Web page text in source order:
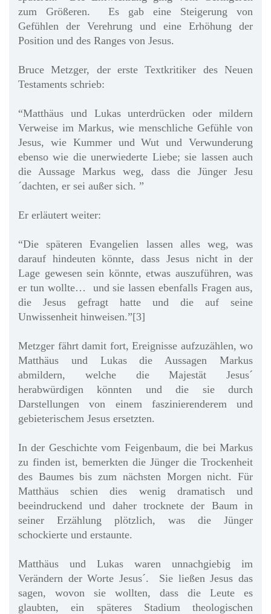
zum Größeren. Es gab eine Steigerung von
Gefühlen der Verehrung und eine Erhöhung der
Position und des Ranges von Jesus.
Bruce Metzger, der erste Textkritiker des Neuen
Testaments schrieb:
“Matthäus und Lukas unterdrücken oder mildern
Verweise im Markus, wie menschliche Gefühle von
Jesus, wie Kummer und Wut und Verwunderung
ebenso wie die unerwiederte Liebe; sie lassen auch
die Aussage Markus weg, dass die Jünger Jesu
´dachten, er sei außer sich. ”
Er erläutert weiter:
“Die späteren Evangelien lassen alles weg, was
darauf hindeuten könnte, dass Jesus nicht in der
Lage gewesen sein könnte, etwas auszuführen, was
er tun wollte… und sie lassen ebenfalls Fragen aus,
die Jesus gefragt hatte und die auf seine
Unwissenheit hinweisen.”[3]
Metzger fährt damit fort, Ereignisse aufzuzählen, wo
Matthäus und Lukas die Aussagen Markus
abmildern, welche die Majestät Jesus´
herabwürdigen könnten und die sie durch
Darstellungen von einem faszinierenderem und
gebieterischem Jesus ersetzten.
In der Geschichte vom Feigenbaum, die bei Markus
zu finden ist, bemerkten die Jünger die Trockenheit
des Baumes bis zum nächsten Morgen nicht. Für
Matthäus schien dies wenig dramatisch und
beeindruckend und daher trocknete der Baum in
seiner Erzählung plötzlich, was die Jünger
schockierte und erstaunte.
Matthäus und Lukas waren unnachgiebig im
Verändern der Worte Jesus´. Sie ließen Jesus das
sagen, wovon sie wollten, dass die Leute es
glaubten, ein späteres Stadium theologischen